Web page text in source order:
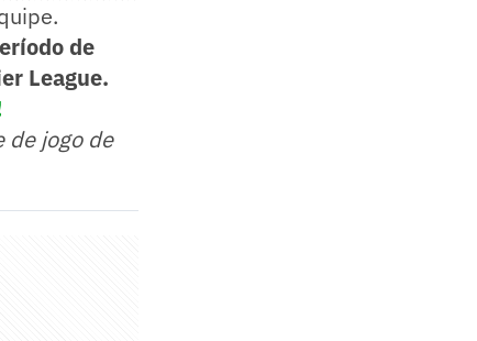
de
League.
de jogo de